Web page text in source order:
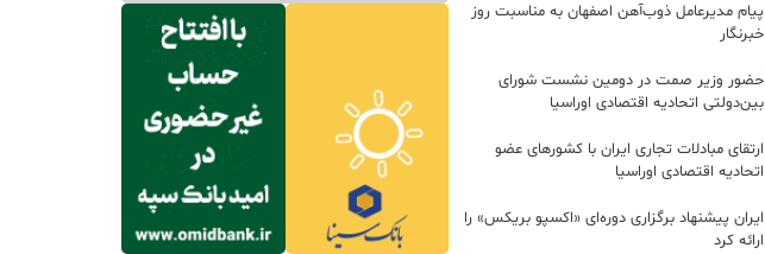
پیام مدیرعامل ذوب‌آهن اصفهان به مناسبت روز
خبرنگار
حضور وزیر صمت در دومین نشست شورای
بین‌دولتی اتحادیه اقتصادی اوراسیا
ارتقای مبادلات تجاری ایران با کشورهای عضو
اتحادیه اقتصادی اوراسیا
ایران پیشنهاد برگزاری دوره‌ای «اکسپو بریکس» را
ارائه کرد